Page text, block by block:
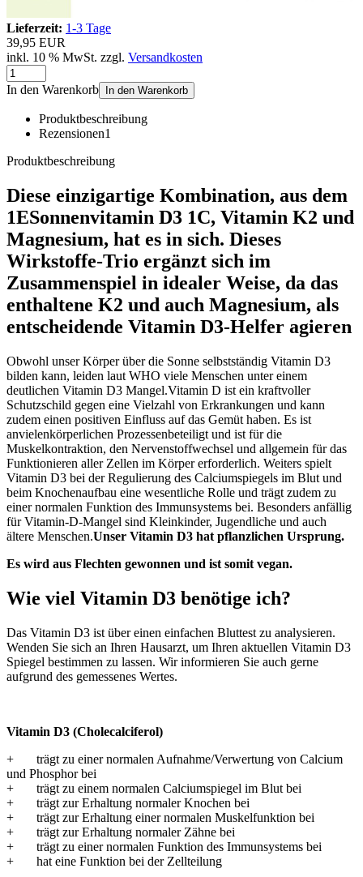
Lieferzeit: 1-3 Tage
39,95 EUR
inkl. 10 % MwSt. zzgl. Versandkosten
In den Warenkorb In den Warenkorb
Produktbeschreibung
Rezensionen1
Produktbeschreibung
Diese einzigartige Kombination, aus dem
1ESonnenvitamin D3 1C, Vitamin K2 und
Magnesium, hat es in sich. Dieses
Wirkstoffe-Trio ergänzt sich im
Zusammenspiel in idealer Weise, da das
enthaltene K2 und auch Magnesium, als
entscheidende Vitamin D3-Helfer agieren
Obwohl unser Körper über die Sonne selbstständig Vitamin D3
bilden kann, leiden laut WHO viele Menschen unter einem
deutlichen Vitamin D3 Mangel.Vitamin D ist ein kraftvoller
Schutzschild gegen eine Vielzahl von Erkrankungen und kann
zudem einen positiven Einfluss auf das Gemüt haben. Es ist
anvielenkörperlichen Prozessenbeteiligt und ist für die
Muskelkontraktion, den Nervenstoffwechsel und allgemein für das
Funktionieren aller Zellen im Körper erforderlich. Weiters spielt
Vitamin D3 bei der Regulierung des Calciumspiegels im Blut und
beim Knochenaufbau eine wesentliche Rolle und trägt zudem zu
einer normalen Funktion des Immunsystems bei. Besonders anfällig
für Vitamin-D-Mangel sind Kleinkinder, Jugendliche und auch
ältere Menschen.Unser Vitamin D3 hat pflanzlichen Ursprung.
Es wird aus Flechten gewonnen und ist somit vegan.
Wie viel Vitamin D3 benötige ich?
Das Vitamin D3 ist über einen einfachen Bluttest zu analysieren.
Wenden Sie sich an Ihren Hausarzt, um Ihren aktuellen Vitamin D3
Spiegel bestimmen zu lassen. Wir informieren Sie auch gerne
aufgrund des gemessenes Wertes.
Vitamin D3 (Cholecalciferol)
+ trägt zu einer normalen Aufnahme/Verwertung von Calcium
und Phosphor bei
+ trägt zu einem normalen Calciumspiegel im Blut bei
+ trägt zur Erhaltung normaler Knochen bei
+ trägt zur Erhaltung einer normalen Muskelfunktion bei
+ trägt zur Erhaltung normaler Zähne bei
+ trägt zu einer normalen Funktion des Immunsystems bei
+ hat eine Funktion bei der Zellteilung